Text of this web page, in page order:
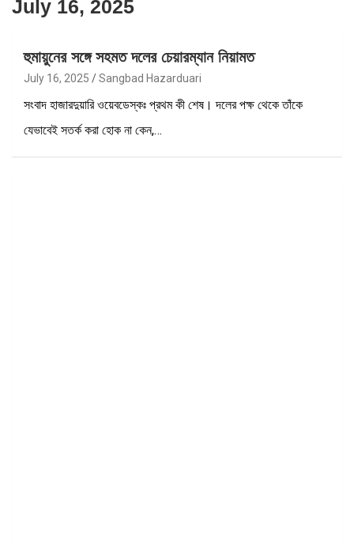
July 16, 2025
হুমায়ুনের সঙ্গে সহমত দলের চেয়ারম্যান নিয়ামত
July 16, 2025 Sangbad Hazarduari
সংবাদ হাজারদুয়ারি ওয়েবডেস্কঃ প্রথম কী শেষ। দলের পক্ষ থেকে তাঁকে
যেভাবেই সতর্ক করা হোক না কেন,…